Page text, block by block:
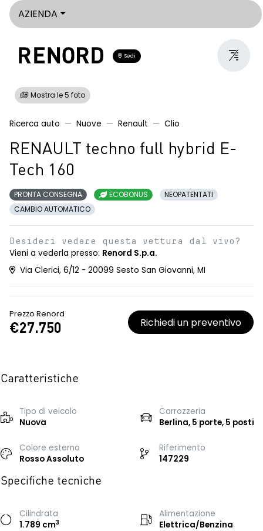
AZIENDA
Sedi
Mostra le 5 foto
Ricerca auto Nuove Renault Clio
RENAULT techno full hybrid E-
Tech 160
PRONTA CONSEGNA ECOBONUS
NEOPATENTATI
CAMBIO AUTOMATICO
Desideri vedere questa vettura dal vivo?
Vieni a vederla presso: Renord S.p.a.
Via Clerici, 6/12 - 20099 Sesto San Giovanni, MI
Prezzo Renord
€27.750 Richiedi un preventivo
Caratteristiche
Tipo di veicolo
Nuova
Carrozzeria
Berlina, 5 porte, 5 posti
Colore esterno
Rosso Assoluto
Riferimento
147229
Specifiche tecniche
Cilindrata
1.789 cm3
Alimentazione
Elettrica/Benzina